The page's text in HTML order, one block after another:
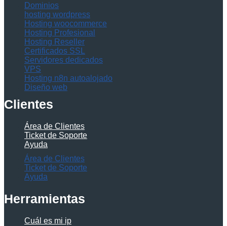
Dominios
hosting wordpress
Hosting woocommerce
Hosting Profesional
Hosting Reseller
Certificados SSL
Servidores dedicados
VPS
Hosting n8n autoalojado
Diseño web
Clientes
Área de Clientes
Ticket de Soporte
Ayuda
Área de Clientes
Ticket de Soporte
Ayuda
Herramientas
Cuál es mi ip